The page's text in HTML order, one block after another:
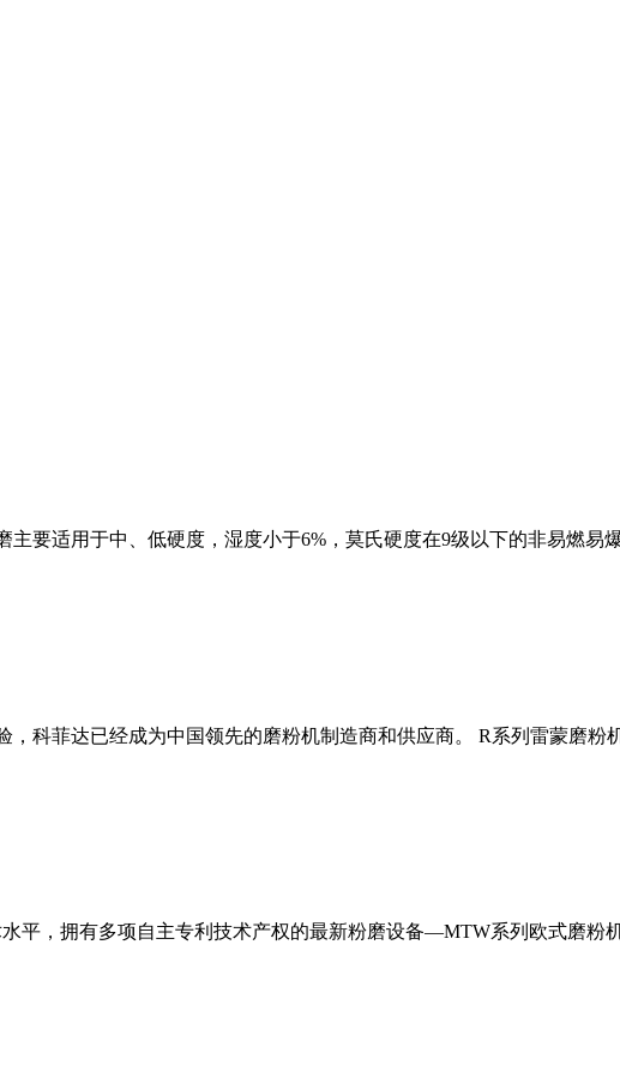
要适用于中、低硬度，湿度小于6%，莫氏硬度在9级以下的非易燃易
科菲达已经成为中国领先的磨粉机制造商和供应商。 R系列雷蒙磨
平，拥有多项自主专利技术产权的最新粉磨设备—MTW系列欧式磨粉